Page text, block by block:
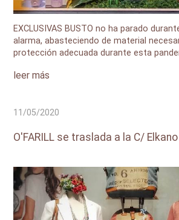
EXCLUSIVAS BUSTO no ha parado
alarma, abasteciendo de material
protección adecuada durante esta
leer más
11/05/2020
O'FARILL se traslada a la C/